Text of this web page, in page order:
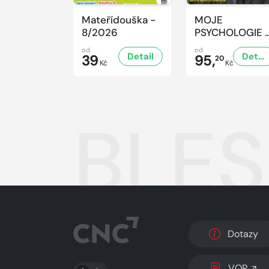
Mateřídouška -
8/2026
od
39 Kč
Detail
MOJE
PSYCHOLOGIE
8/2026
od
95,20Kč
Detail
PŘEPNOUT SVĚTLÝ/TMAVÝ REŽIM
Dotazy